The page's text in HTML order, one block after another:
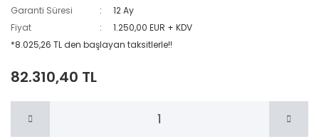
Garanti Süresi
12 Ay
Fiyat
1.250,00 EUR + KDV
*8.025,26 TL den başlayan taksitlerle!!
82.310,40 TL